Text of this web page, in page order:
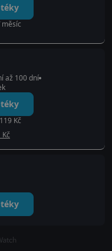
až 100 dní
Kč